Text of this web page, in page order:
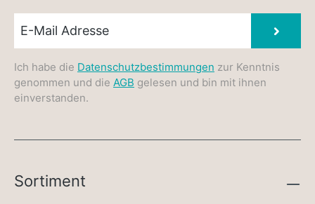
Ich habe die Datenschutzbestimmungen zur Kenntnis
genommen und die AGB gelesen und bin mit ihnen
einverstanden.
Sortiment